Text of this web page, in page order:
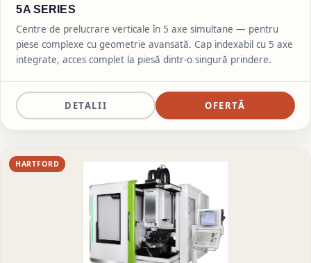
5A SERIES
Centre de prelucrare verticale în 5 axe simultane — pentru
piese complexe cu geometrie avansată. Cap indexabil cu 5 axe
integrate, acces complet la piesă dintr-o singură prindere.
DETALII OFERTĂ
HARTFORD